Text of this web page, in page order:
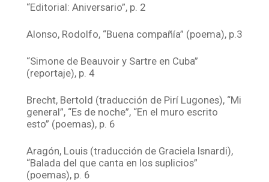
“Editorial: Aniversario”, p. 2
Alonso, Rodolfo, “Buena compañía” (poema), p.3
“Simone de Beauvoir y Sartre en Cuba”
(reportaje), p. 4
Brecht, Bertold (traducción de Pirí Lugones), “Mi
general”, “Es de noche”, “En el muro escrito
esto” (poemas), p. 6
Aragón, Louis (traducción de Graciela Isnardi),
“Balada del que canta en los suplicios”
(poemas), p. 6